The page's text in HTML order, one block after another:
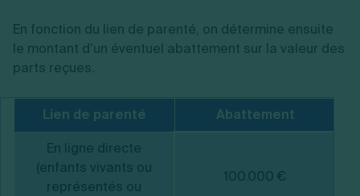
En fonction du lien de parenté, on détermine ensuite
le montant d’un éventuel abattement sur la valeur des
parts reçues.
Lien de parenté
Abattement
En ligne directe
(enfants vivants ou
représentés ou
100.000 €